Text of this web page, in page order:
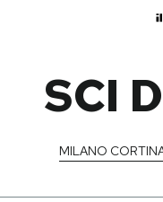
SCI
MILANO